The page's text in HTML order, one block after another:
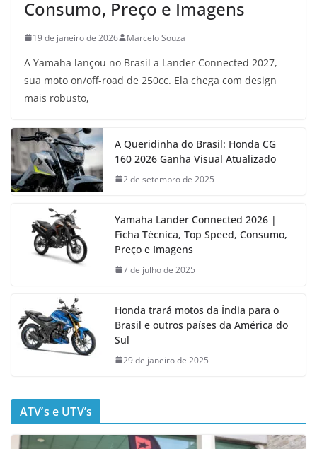
Consumo, Preço e Imagens
19 de janeiro de 2026 Marcelo Souza
A Yamaha lançou no Brasil a Lander Connected 2027,
sua moto on/off-road de 250cc. Ela chega com design
mais robusto,
A Queridinha do Brasil: Honda CG
160 2026 Ganha Visual Atualizado
2 de setembro de 2025
Yamaha Lander Connected 2026 |
Ficha Técnica, Top Speed, Consumo,
Preço e Imagens
7 de julho de 2025
Honda trará motos da Índia para o
Brasil e outros países da América do
Sul
29 de janeiro de 2025
ATV’s e UTV’s